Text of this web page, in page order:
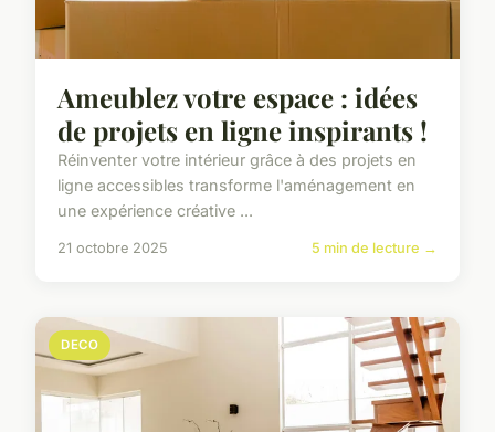
Ameublez votre espace : idées
de projets en ligne inspirants !
Réinventer votre intérieur grâce à des projets en
ligne accessibles transforme l'aménagement en
une expérience créative ...
21 octobre 2025 5 min de lecture →
DECO